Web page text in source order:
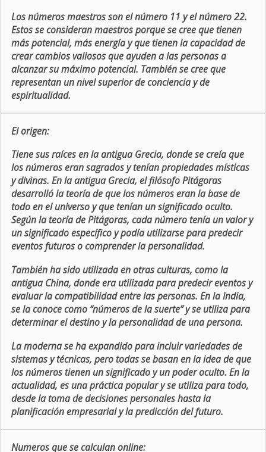
Los números maestros son el número 11 y el número 22.
Estos se consideran maestros porque se cree que tienen
más potencial, más energía y que tienen la capacidad de
crear cambios valiosos que ayuden a las personas a
alcanzar su máximo potencial. También se cree que
representan un nivel superior de conciencia y de
espiritualidad.
El origen:
Tiene sus raíces en la antigua Grecia, donde se creía que
los números eran sagrados y tenían propiedades místicas
y divinas. En la antigua Grecia, el filósofo Pitágoras
desarrolló la teoría de que los números eran la base de
todo en el universo y que tenían un significado oculto.
Según la teoría de Pitágoras, cada número tenía un valor y
un significado específico y podía utilizarse para predecir
eventos futuros o comprender la personalidad.
También ha sido utilizada en otras culturas, como la
antigua China, donde era utilizada para predecir eventos y
evaluar la compatibilidad entre las personas. En la India,
se la conoce como “números de la suerte” y se utiliza para
determinar el destino y la personalidad de una persona.
La moderna se ha expandido para incluir variedades de
sistemas y técnicas, pero todas se basan en la idea de que
los números tienen un significado y un poder oculto. En la
actualidad, es una práctica popular y se utiliza para todo,
desde la toma de decisiones personales hasta la
planificación empresarial y la predicción del futuro.
Numeros que se calculan online: